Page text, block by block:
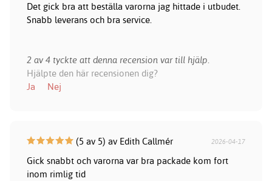
Det gick bra att beställa varorna jag hittade i utbudet.
Snabb leverans och bra service.
2 av 4 tyckte att denna recension var till hjälp.
Hjälpte den här recensionen dig?
Ja
Nej
(5 av 5) av Edith Callmér 2026-04-17
Gick snabbt och varorna var bra packade kom fort
inom rimlig tid